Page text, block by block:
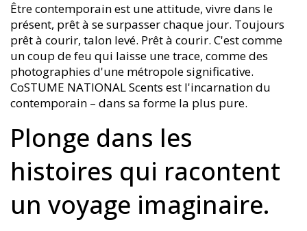
Être contemporain est une attitude, vivre dans le
présent, prêt à se surpasser chaque jour. Toujours
prêt à courir, talon levé. Prêt à courir. C'est comme
un coup de feu qui laisse une trace, comme des
photographies d'une métropole significative.
CoSTUME NATIONAL Scents est l'incarnation du
contemporain – dans sa forme la plus pure.
Plonge dans les
histoires qui racontent
un voyage imaginaire.